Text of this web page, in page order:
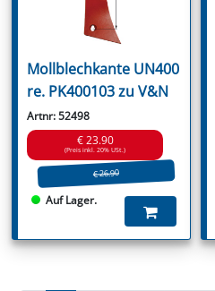
Mollblechkante UN400
re. PK400103 zu V&N
Artnr: 52498
€ 23.90
(Preis inkl. 20% USt.)
€ 26.90
Auf Lager.